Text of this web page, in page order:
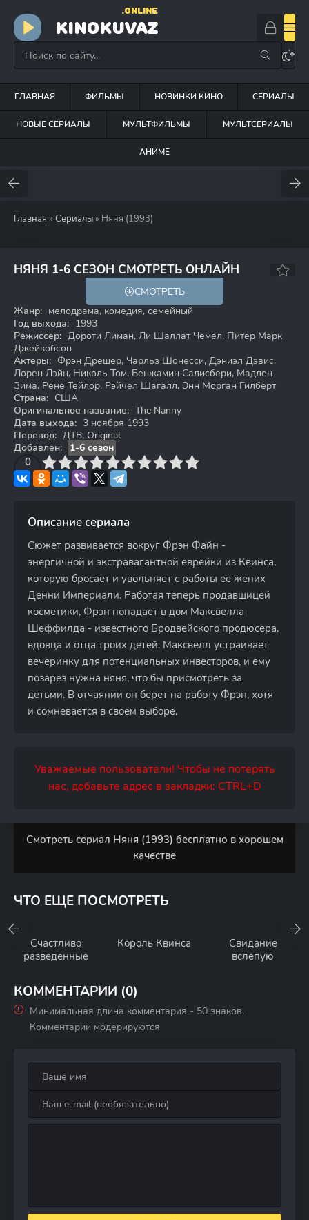
KINOKUVAZ
.ONLINE
ГЛАВНАЯ ФИЛЬМЫ НОВИНКИ КИНО СЕРИАЛЫ
НОВЫЕ СЕРИАЛЫ МУЛЬТФИЛЬМЫ МУЛЬТСЕРИАЛЫ
АНИМЕ
Главная » Сериалы » Няня (1993)
НЯНЯ 1-6 СЕЗОН СМОТРЕТЬ ОНЛАЙН
6.2 7.2
СМОТРЕТЬ
Жанр: мелодрама, комедия, семейный
Год выхода: 1993
Режиссер: Дороти Лиман, Ли Шаллат Чемел, Питер Марк
Джейкобсон
Актеры: Фрэн Дрешер, Чарльз Шонесси, Дэниэл Дэвис,
Лорен Лэйн, Николь Том, Бенжамин Салисбери, Мадлен
Зима, Рене Тейлор, Рэйчел Шагалл, Энн Морган Гилберт
Страна: США
Оригинальное название: The Nanny
Дата выхода: 3 ноября 1993
Перевод: ДТВ, Original
Добавлен:
1-6 сезон
0
4 6 7 8 9 10
Описание сериала
Сюжет развивается вокруг Фрэн Файн -
энергичной и экстравагантной еврейки из Квинса,
которую бросает и увольняет с работы ее жених
Денни Империали. Работая теперь продавщицей
косметики, Фрэн попадает в дом Максвелла
Шеффилда - известного Бродвейского продюсера,
вдовца и отца троих детей. Максвелл устраивает
вечеринку для потенциальных инвесторов, и ему
позарез нужна няня, что бы присмотреть за
детьми. В отчаянии он берет на работу Фрэн, хотя
и сомневается в своем выборе.
Уважаемые пользователи! Чтобы не потерять
нас, добавьте адрес в закладки: CTRL+D
Смотреть сериал Няня (1993) бесплатно в хорошем
качестве
ЧТО ЕЩЕ ПОСМОТРЕТЬ
Счастливо
разведенные
Король Квинса
Свидание
вслепую
КОММЕНТАРИИ (0)
Минимальная длина комментария - 50 знаков.
Комментарии модерируются